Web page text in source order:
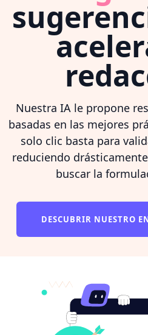
Nuestra IA le propone
basadas en las mejores
solo clic basta para
reduciendo
buscar la
DESCUBRIR NUESTRO